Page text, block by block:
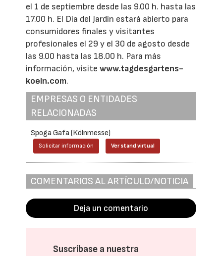
el 1 de septiembre desde las 9.00 h. hasta las
17.00 h. El Día del Jardín estará abierto para
consumidores finales y visitantes
profesionales el 29 y el 30 de agosto desde
las 9.00 hasta las 18.00 h. Para más
información, visitewww.tagdesgartens-
koeln.com.
EMPRESAS O ENTIDADES
RELACIONADAS
Spoga Gafa (Kölnmesse)
Solicitar información Ver stand virtual
COMENTARIOS AL ARTÍCULO/NOTICIA
Deja un comentario
Suscríbase a nuestra